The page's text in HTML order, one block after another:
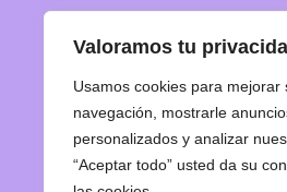
Valoramos tu
Usamos cookies para mejorar
navegación, mostrarle
personalizados y analizar
“Aceptar todo” usted da su